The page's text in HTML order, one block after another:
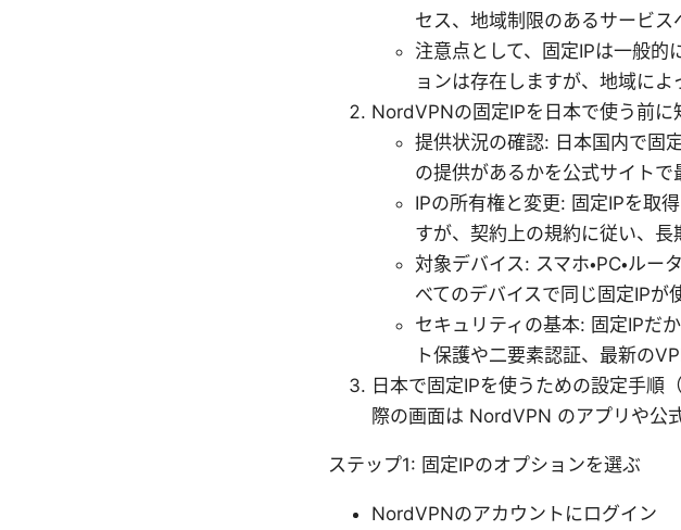
セス、地域制限のあるサービス
注意点として、固定IPは一般
ョンは存在しますが、地域によ
NordVPNの固定IPを日本で使う前に
提供状況の確認: 日本国内で固
の提供があるかを公式サイトで
IPの所有権と変更: 固定IPを取
すが、契約上の規約に従い、長
対象デバイス: スマホ・PC・ル
べてのデバイスで同じ固定IPが
セキュリティの基本: 固定IPだ
ト保護や二要素認証、最新の
日本で固定IPを使うための設定手順
際の画面は NordVPN のアプリや公
ステップ1: 固定IPのオプションを選ぶ
NordVPNのアカウントにログイン